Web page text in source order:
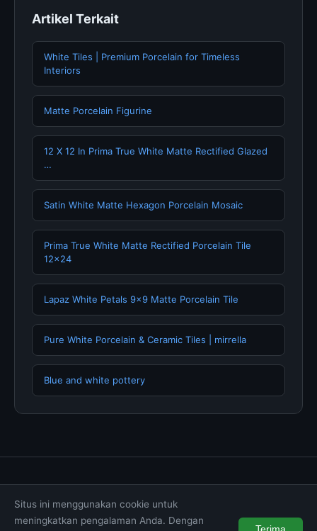
Artikel Terkait
White Tiles | Premium Porcelain for Timeless
Interiors
Matte Porcelain Figurine
12 X 12 In Prima True White Matte Rectified Glazed
…
Satin White Matte Hexagon Porcelain Mosaic
Prima True White Matte Rectified Porcelain Tile
12x24
Lapaz White Petals 9x9 Matte Porcelain Tile
Pure White Porcelain & Ceramic Tiles | mirrella
Blue and white pottery
Syarat & Ketentuan
Situs ini menggunakan cookie untuk
meningkatkan pengalaman Anda. Dengan